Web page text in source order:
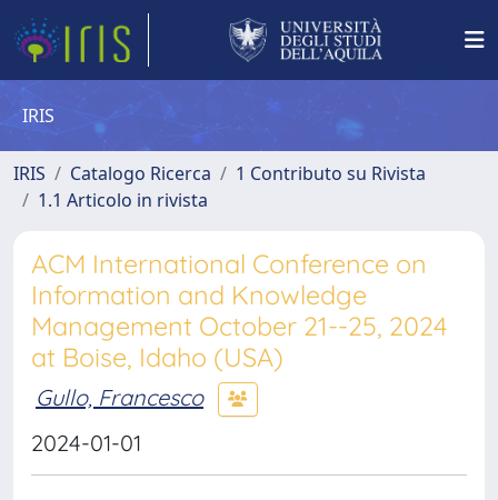
IRIS
IRIS Catalogo Ricerca
1 Contributo su Rivista
1.1 Articolo in rivista
ACM International Conference on
Information and Knowledge
Management October 21--25, 2024
at Boise, Idaho (USA)
Gullo, Francesco
2024-01-01